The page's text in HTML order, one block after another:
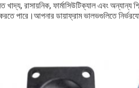
রাসায়নিক, ফার্মাসিউটিক্যাল এবং
পারে।আপনার ডায়াফ্রাম ভালভগুলিতে